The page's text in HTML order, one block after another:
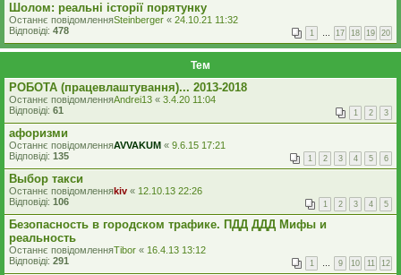
Шолом: реальні історії порятунку
Останнє повідомленняSteinberger « 24.10.21 11:32
Відповіді: 478 1 … 17 18 19 20
Тем
РОБОТА (працевлаштування)... 2013-2018
Останнє повідомленняAndrei13 « 3.4.20 11:04
Відповіді: 61 1 2 3
афоризми
Останнє повідомленняAVVAKUM « 9.6.15 17:21
Відповіді: 135 1 2 3 4 5 6
Выбор такси
Останнє повідомленняkiv « 12.10.13 22:26
Відповіді: 106 1 2 3 4 5
Безопасность в городском трафике. ПДД ДДД Мифы и
реальность
Останнє повідомленняTibor « 16.4.13 13:12
Відповіді: 291 1 … 9 10 11 12